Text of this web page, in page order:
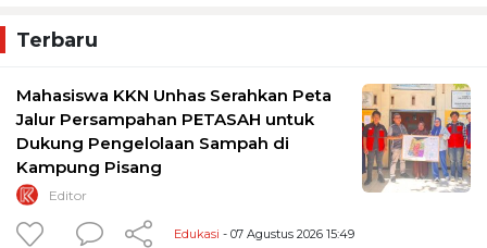
Terbaru
Mahasiswa KKN Unhas Serahkan Peta
Jalur Persampahan PETASAH untuk
Dukung Pengelolaan Sampah di
Kampung Pisang
Editor
Edukasi - 07 Agustus 2026 15:49